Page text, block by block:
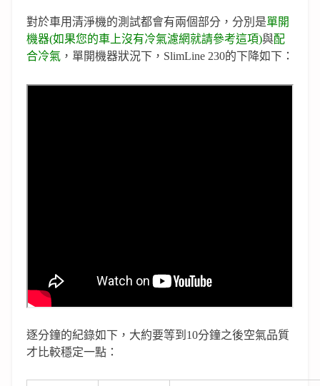
對於車用清淨機的測試都會有兩個部分，分別是單開
機器(如果您的車上沒有冷氣濾網就請參考這項)與配
合冷氣 ，單開機器狀況下，SlimLine 230的下降如下：
逐分鐘的紀錄如下，大約要等到10分鐘之後空氣品質
才比較穩定一點：